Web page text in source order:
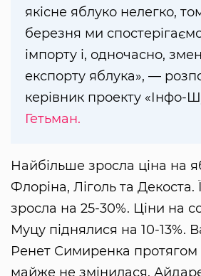
якісне яблуко нелегко,
березня ми
імпорту і, одночасно,
експорту яблука», —
керівник проекту «Інфо-
Гетьман.
Найбільше зросла ціна на
Флоріна, Ліголь та Декоста.
зросла на 25-30%. Ціни на
Муцу піднялися на 10-13%.
Ренет Симиренка протягом
майже не змінилася.